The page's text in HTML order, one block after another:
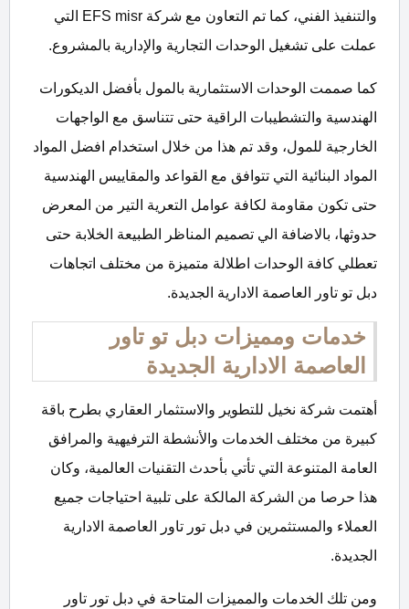
والتنفيذ الفني، كما تم التعاون مع شركة EFS misr التي
عملت على تشغيل الوحدات التجارية والإدارية بالمشروع.
كما صممت الوحدات الاستثمارية بالمول بأفضل الديكورات
الهندسية والتشطيبات الراقية حتى تتناسق مع الواجهات
الخارجية للمول، وقد تم هذا من خلال استخدام افضل المواد
المواد البنائية التي تتوافق مع القواعد والمقاييس الهندسية
حتى تكون مقاومة لكافة عوامل التعرية التير من المعرض
حدوثها، بالاضافة الي تصميم المناظر الطبيعة الخلابة حتى
تعطلي كافة الوحدات اطلالة متميزة من مختلف اتجاهات
دبل تو تاور العاصمة الادارية الجديدة.
خدمات ومميزات دبل تو تاور
العاصمة الادارية الجديدة
أهتمت شركة نخيل للتطوير والاستثمار العقاري بطرح باقة
كبيرة من مختلف الخدمات والأنشطة الترفيهية والمرافق
العامة المتنوعة التي تأتي بأحدث التقنيات العالمية، وكان
هذا حرصا من الشركة المالكة على تلبية احتياجات جميع
العملاء والمستثمرين في دبل تور تاور العاصمة الادارية
الجديدة.
ومن تلك الخدمات والمميزات المتاحة في دبل تور تاور